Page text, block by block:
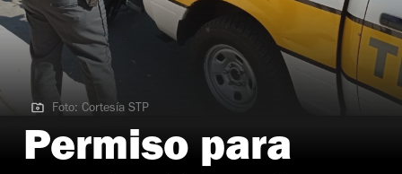
Foto: Cortesía STP
Foto: Cortesía STP
Permiso para